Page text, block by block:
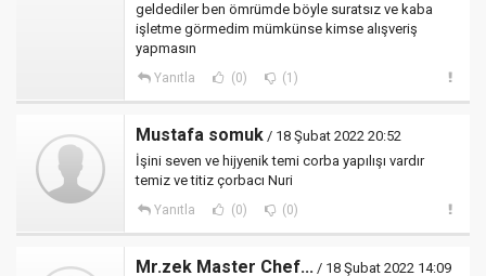
geldediler ben ömrümde böyle suratsız ve kaba
işletme görmedim mümkünse kimse alışveriş
yapmasın
Yanıtla (0) (1)
Mustafa somuk / 18 Şubat 2022 20:52
İşini seven ve hijyenik temi corba yapılışı vardır
temiz ve titiz çorbacı Nuri
Yanıtla (0) (0)
Mr.zek Master Chef... / 18 Şubat 2022 14:09